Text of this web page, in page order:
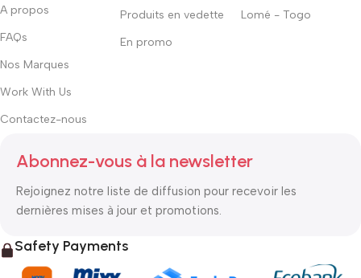
A propos
FAQs
Nos Marques
Work With Us
Contactez-nous
Produits en vedette
En promo
Lomé - Togo
Abonnez-vous à la newsletter
Rejoignez notre liste de diffusion pour recevoir les
dernières mises à jour et promotions.
Safety Payments